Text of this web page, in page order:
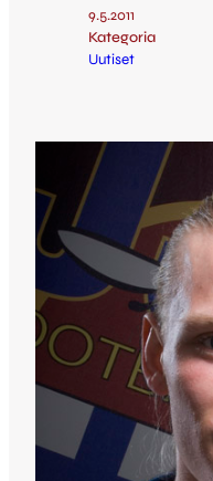
9.5.2011
Kategoria
Uutiset